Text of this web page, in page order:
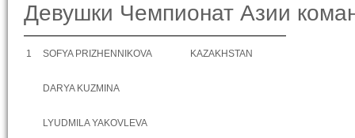
Девушки Чемпионат Азии
1 SOFYA PRIZHENNIKOVA KAZAKHSTAN
DARYA KUZMINA
LYUDMILA YAKOVLEVA